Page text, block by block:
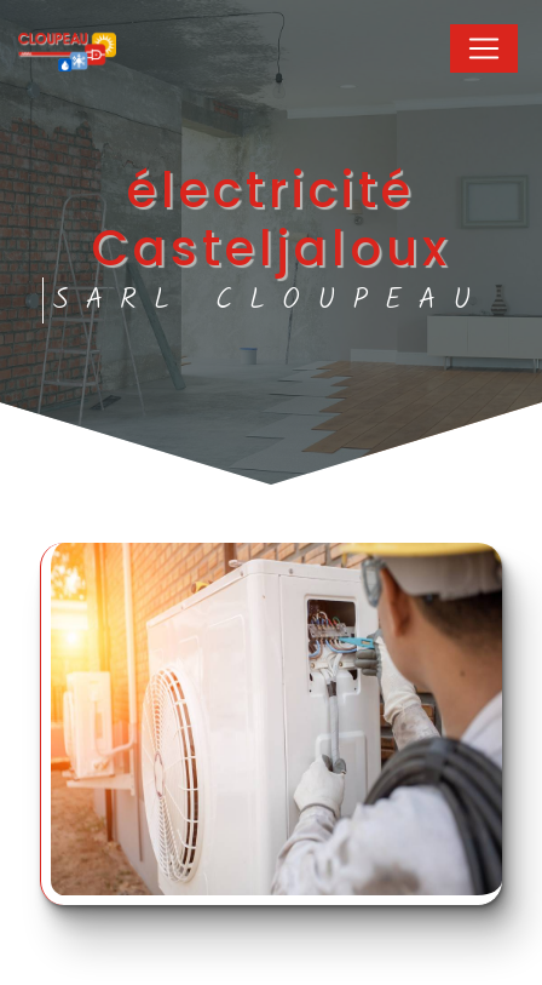
électricité
Casteljaloux
SARL CLOUPEAU
Panneau de gestion des cookies